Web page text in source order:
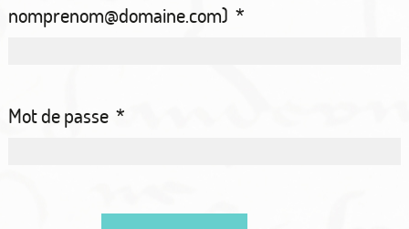
nomprenom@domaine.com) *
Mot de passe *